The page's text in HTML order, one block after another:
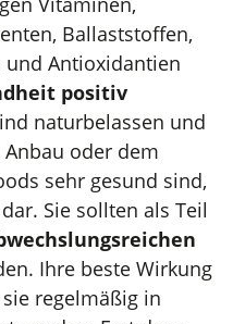
Ballaststoffen,
und Antioxidantien
positiv
naturbelassen und
oder dem
sehr gesund sind,
Sie sollten als Teil
Ihre beste Wirkung
regelmäßig in